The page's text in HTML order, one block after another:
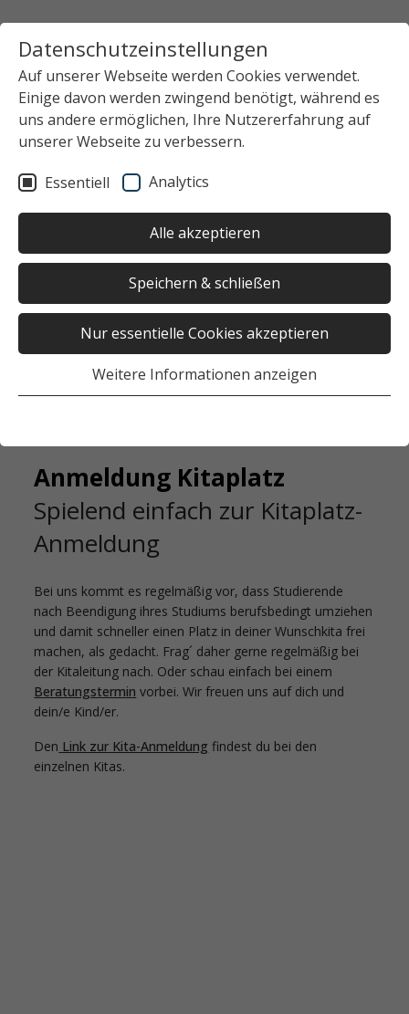
Datenschutzeinstellungen
Auf unserer Webseite werden Cookies verwendet.
Einige davon werden zwingend benötigt, während es
uns andere ermöglichen, Ihre Nutzererfahrung auf
unserer Webseite zu verbessern.
Essentiell Analytics
Alle akzeptieren
Speichern & schließen
Nur essentielle Cookies akzeptieren
Weitere Informationen anzeigen
Anmeldung Kitaplatz
Spielend einfach zur Kitaplatz-
Anmeldung
Bei uns kommt es regelmäßig vor, dass Studierende
nach Beendigung ihres Studiums berufsbedingt umziehen
und damit schneller einen Platz in deiner Wunschkita frei
machen, als gedacht. Frag´ daher gerne regelmäßig bei
der Kitaleitung nach. Oder schau einfach bei einem
Beratungstermin vorbei. Wir freuen uns auf dich und
dein/e Kind/er.
Den Link zur Kita-Anmeldung findest du bei den
einzelnen Kitas.